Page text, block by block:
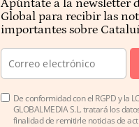
Apúntate a la newsletter
Global para recibir las
importantes sobre
De conformidad con el RGPD y la
GLOBALMEDIA S.L. tratará los
finalidad de remitirle noticias de